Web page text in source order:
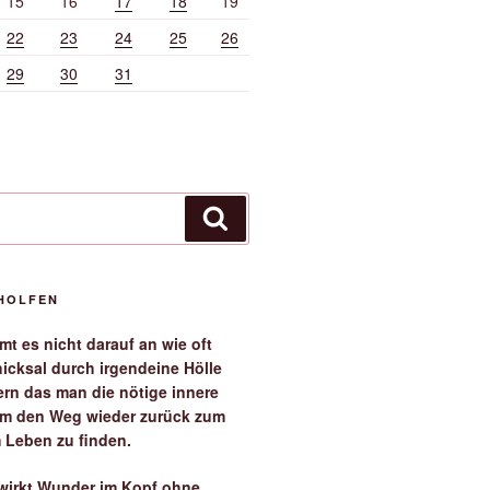
22
23 24 25
26
29
30 31
es nicht darauf an wie oft
durch irgendeine Hölle
das man die nötige innere
den Weg wieder zurück zum
zu finden.